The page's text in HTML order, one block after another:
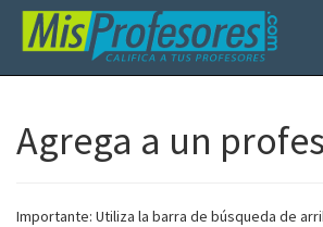
Agrega a un
Importante: Utiliza la barra de búsqueda de